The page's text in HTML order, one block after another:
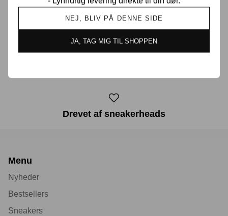
NEJ, BLIV PÅ DENNE SIDE
JA, TAG MIG TIL SHOPPEN
Prisgaranti i Danmark
Drevet af sneakerheads
Menu
Nyheder
Bestsellers
Sneakers